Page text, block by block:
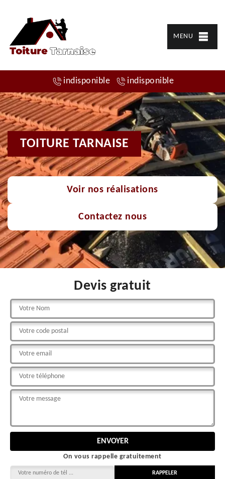
MENU
indisponible indisponible
TOITURE TARNAISE
Voir nos réalisations
Contactez nous
Devis gratuit
On vous rappelle gratuitement